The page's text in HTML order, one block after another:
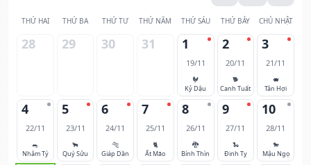
THỨ HAI THỨ BA THỨ TƯ THỨ NĂM THỨ SÁU THỨ BẢY CHỦ NHẬT
28 29 30 31 1
19/11
🐓
Kỷ Dậu
2
20/11
🐕
Canh Tuất
3
21/11
🐖
Tân Hợi
4
22/11
🐀
Nhâm Tý
5
23/11
🐂
Quý Sửu
6
24/11
🐅
Giáp Dần
7
25/11
🐈
Ất Mão
8
26/11
🐉
Bính Thìn
9
27/11
🐍
Đinh Tỵ
10
28/11
🐎
Mậu Ngọ